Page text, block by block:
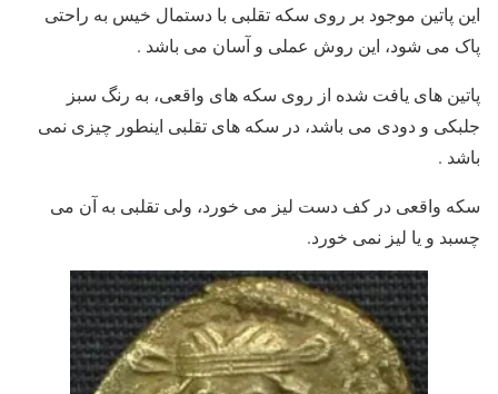
این پاتین موجود بر روی سکه تقلبی با دستمال خیس به راحتی
پاک می شود، این روش عملی و آسان می باشد .
پاتین های یافت شده از روی سکه های واقعی، به رنگ سبز
جلبکی و دودی می باشد، در سکه های تقلبی اینطور چیزی نمی
باشد .
سکه واقعی در کف دست لیز می خورد، ولی تقلبی به آن می
چسبد و یا لیز نمی خورد.